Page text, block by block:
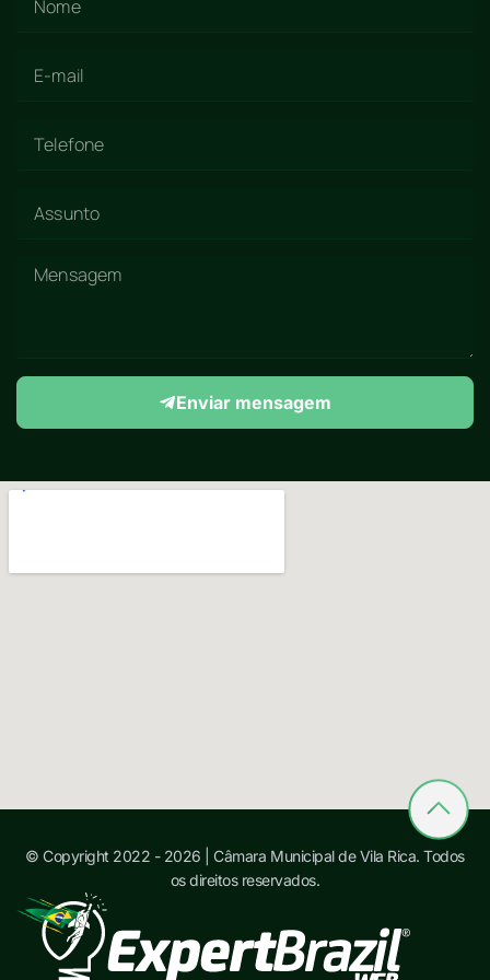
Enviar mensagem
© Copyright 2022 - 2026 | Câmara Municipal de Vila Rica. Todos
os direitos reservados.